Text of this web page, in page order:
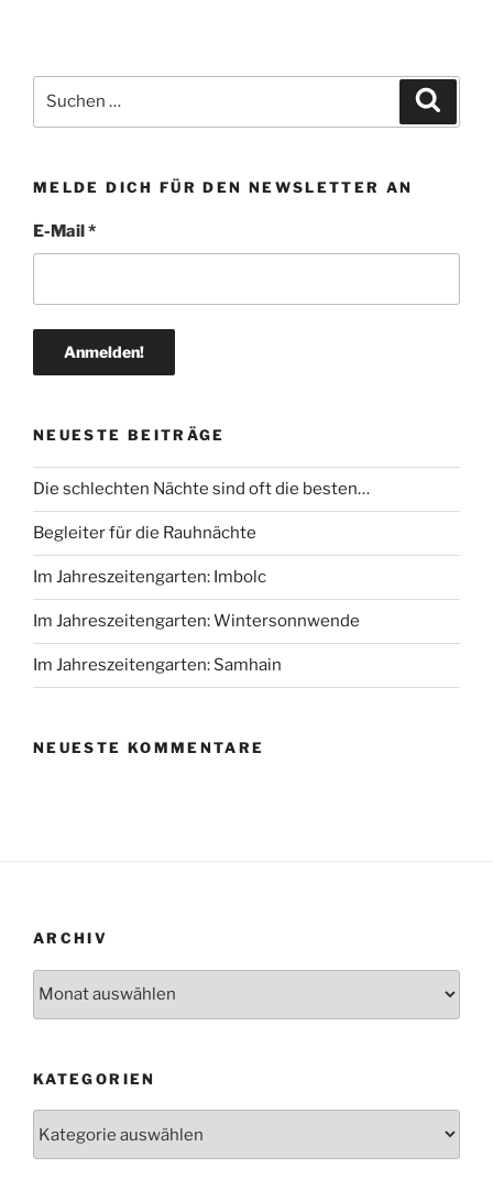
nach:
MELDE DICH FÜR DEN NEWSLETTER AN
E-Mail*
NEUESTE BEITRÄGE
Die schlechten Nächte sind oft die besten…
Begleiter für die Rauhnächte
Im Jahreszeitengarten: Imbolc
Im Jahreszeitengarten: Wintersonnwende
Im Jahreszeitengarten: Samhain
NEUESTE KOMMENTARE
ARCHIV
KATEGORIEN